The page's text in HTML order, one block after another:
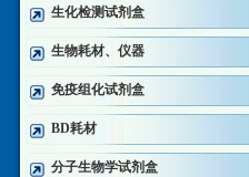
生化检测试剂盒
生物耗材、仪器
免疫组化试剂盒
BD耗材
分子生物学试剂盒